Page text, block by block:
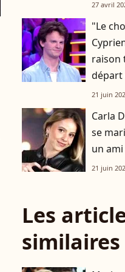
27 avril
"Le
raison
départ
21 juin
Carla
se
un
21 juin
Les
similaires